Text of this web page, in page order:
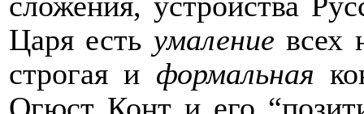
Царя есть умаление всех
строгая и формальная